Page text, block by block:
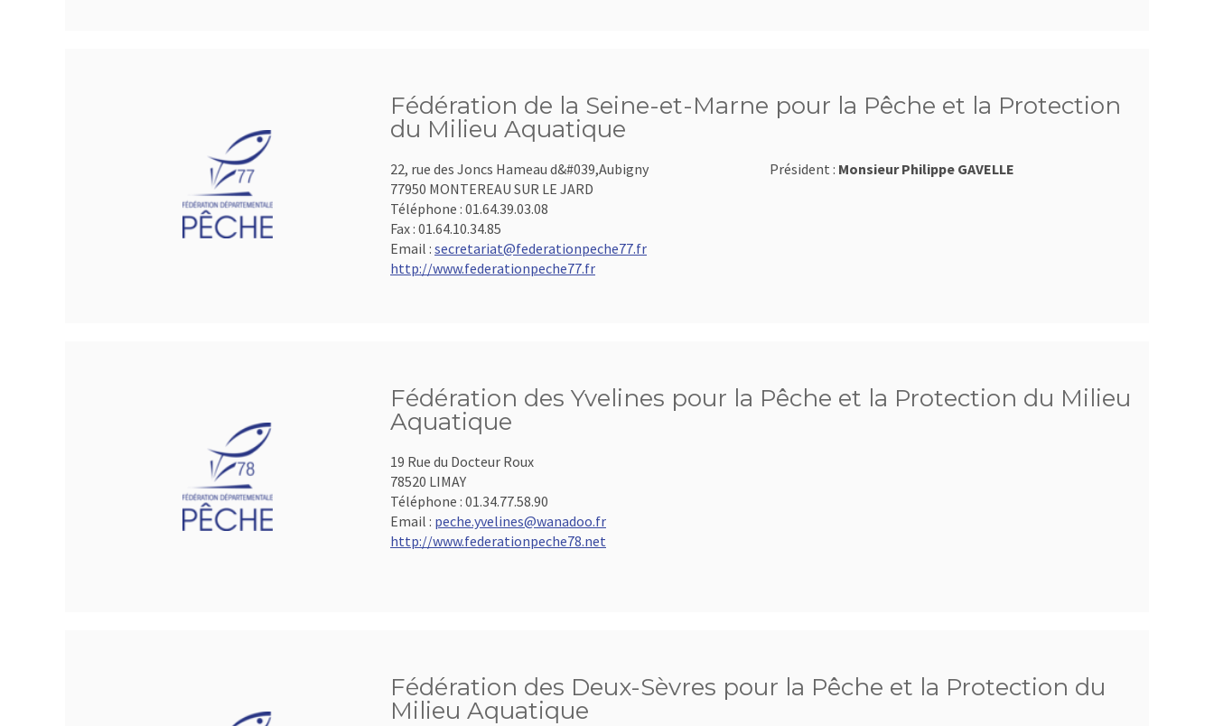
Fédération de la Seine-et-Marne pour la Pêche et la Protection
du Milieu Aquatique
22, rue des Joncs Hameau d&#039,Aubigny
77950 MONTEREAU SUR LE JARD
Téléphone : 01.64.39.03.08
Fax : 01.64.10.34.85
Email : secretariat@federationpeche77.fr
http://www.federationpeche77.fr
Président : Monsieur Philippe GAVELLE
Fédération des Yvelines pour la Pêche et la Protection du Milieu
Aquatique
19 Rue du Docteur Roux
78520 LIMAY
Téléphone : 01.34.77.58.90
Email : peche.yvelines@wanadoo.fr
http://www.federationpeche78.net
Fédération des Deux-Sèvres pour la Pêche et la Protection du
Milieu Aquatique